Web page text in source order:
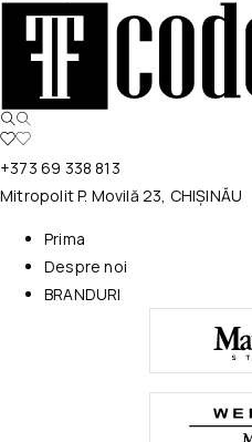
+373 69 338 813
Mitropolit P. Movilă 23, CHIȘINĂU
Prima
Despre noi
BRANDURI